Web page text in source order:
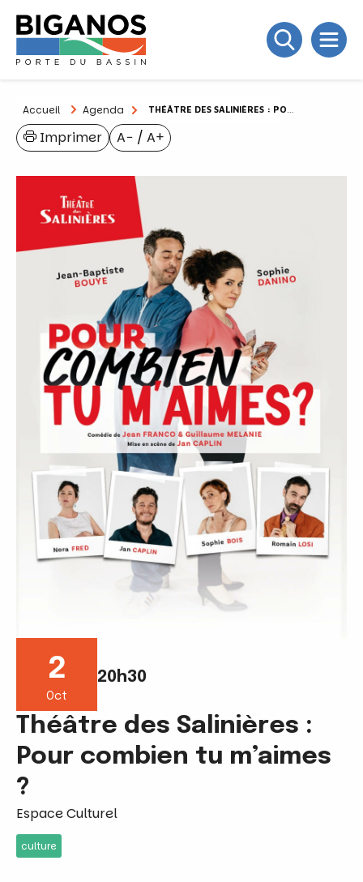
Accueil Agenda THÉÂTRE DES SALINIÈRES : POUR COMBIEN TU M’AIMES ?
A− / A+
Imprimer
2
Oct
20h30
Théâtre des Salinières :
Pour combien tu m’aimes
?
Espace Culturel
culture